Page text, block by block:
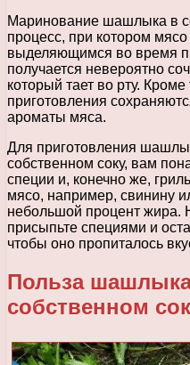
Маринование шашлыка в
процесс, при котором
выделяющимся во время
получается невероятно
который тает во рту.
приготовления
ароматы мяса.
Для приготовления
собственном соку, вам
специи и, конечно же,
мясо, например, свинину
небольшой процент жира.
присыпьте специями и
чтобы оно пропиталось
Польза
собственном